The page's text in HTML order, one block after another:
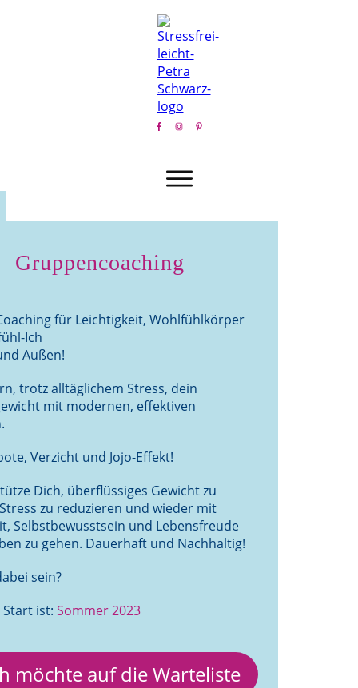
Gruppencoaching
für Leichtigkeit, Wohlfühlkörper
Ich
Außen!
trotz alltäglichem Stress, dein
mit modernen, effektiven
Verzicht und Jojo-Effekt!
Dich, überflüssiges Gewicht zu
zu reduzieren und wieder mit
Selbstbewusstsein und Lebensfreude
zu gehen. Dauerhaft und Nachhaltig!
sein?
Start ist:Sommer 2023
möchte auf die Warteliste